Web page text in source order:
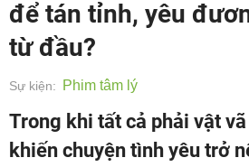
để tán tỉnh, yêu
từ đầu?
Sự kiện: Phim tâm lý
Trong khi tất cả phải vật
khiến chuyện tình yêu trở